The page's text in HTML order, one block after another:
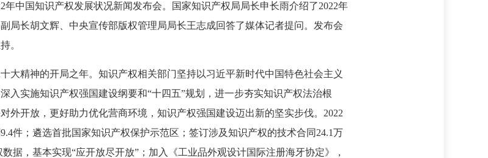
年中国知识产权发展状况新闻发布会。国家知识产权局局长申长雨介绍了2022年
局长胡文辉、中央宣传部版权管理局局长王志成回答了媒体记者提问。发布会
。
大精神的开局之年。知识产权相关部门坚持以习近平新时代中国特色社会主义
入实施知识产权强国建设纲要和“十四五”规划，进一步夯实知识产权法治根
外开放，更好助力优化营商环境，知识产权强国建设迈出新的坚实步伐。2022
件；遴选首批国家知识产权保护示范区；签订涉及知识产权的技术合同24.1万
据，基本实现“应开放尽开放”；加入《工业品外观设计国际注册海牙协定》，